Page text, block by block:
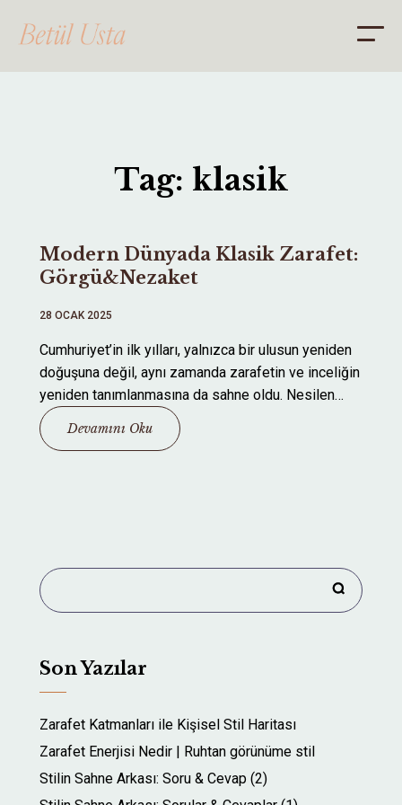
Tag: klasik
Modern Dünyada Klasik Zarafet:
Görgü&Nezaket
28 OCAK 2025
Cumhuriyet’in ilk yılları, yalnızca bir ulusun yeniden
doğuşuna değil, aynı zamanda zarafetin ve inceliğin
yeniden tanımlanmasına da sahne oldu. Nesilen…
Devamını Oku
Son Yazılar
Zarafet Katmanları ile Kişisel Stil Haritası
Zarafet Enerjisi Nedir | Ruhtan görünüme stil
Stilin Sahne Arkası: Soru & Cevap (2)
HAKKIMDA
BLOG